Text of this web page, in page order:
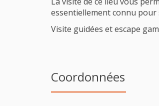
essentiellement connu pour
Visite guidées et escape
Coordonnées